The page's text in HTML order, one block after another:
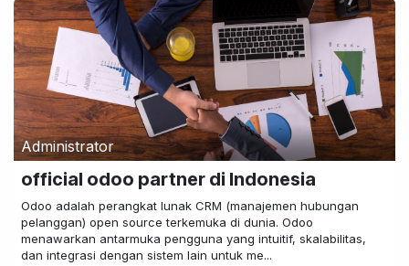
Administrator
official odoo partner di Indonesia
Odoo adalah perangkat lunak CRM (manajemen hubungan
pelanggan) open source terkemuka di dunia. Odoo
menawarkan antarmuka pengguna yang intuitif, skalabilitas,
dan integrasi dengan sistem lain untuk me...